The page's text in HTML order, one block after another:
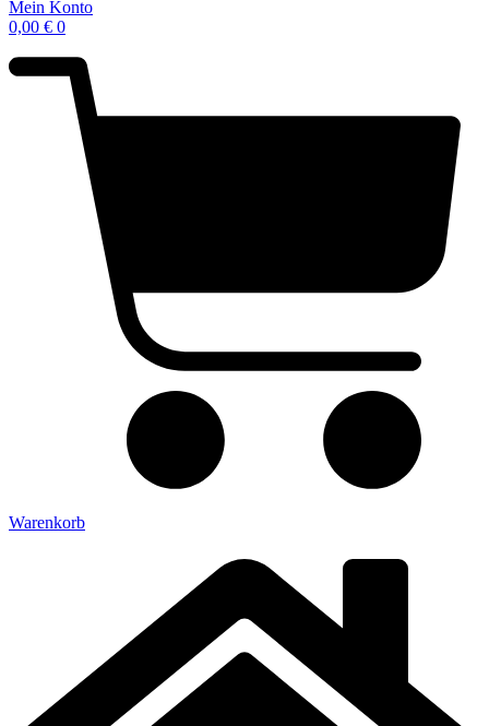
Mein Konto
0,00 € 0
Warenkorb